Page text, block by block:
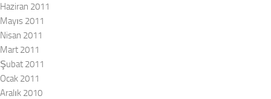
Haziran 2011
Mayıs 2011
Nisan 2011
Mart 2011
Şubat 2011
Ocak 2011
Aralık 2010